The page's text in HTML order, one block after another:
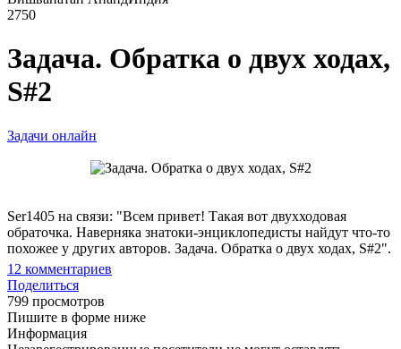
2750
Задача. Обратка о двух ходах,
S#2
Задачи онлайн
Ser1405 на связи: "Всем привет! Такая вот двухходовая
обраточка. Наверняка знатоки-энциклопедисты найдут что-то
похожее у других авторов. Задача. Обратка о двух ходах, S#2".
12 комментариев
Поделиться
799 просмотров
Пишите в форме ниже
Информация